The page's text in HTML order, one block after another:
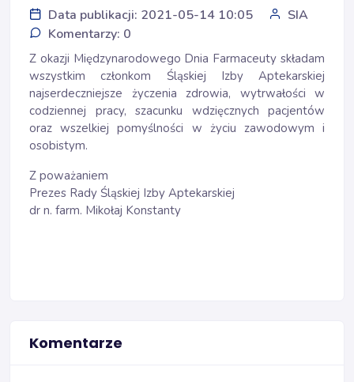
Data publikacji: 2021-05-14 10:05
SIA
Komentarzy: 0
Z okazji Międzynarodowego Dnia Farmaceuty składam
wszystkim członkom Śląskiej Izby Aptekarskiej
najserdeczniejsze życzenia zdrowia, wytrwałości w
codziennej pracy, szacunku wdzięcznych pacjentów
oraz wszelkiej pomyślności w życiu zawodowym i
osobistym.
Z poważaniem
Prezes Rady Śląskiej Izby Aptekarskiej
dr n. farm. Mikołaj Konstanty
Komentarze